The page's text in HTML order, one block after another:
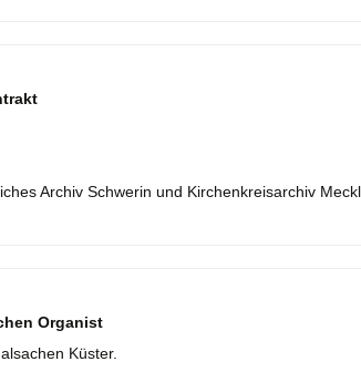
Archiv Schwerin und Kirchenkreisarchiv
Organist
Küster.